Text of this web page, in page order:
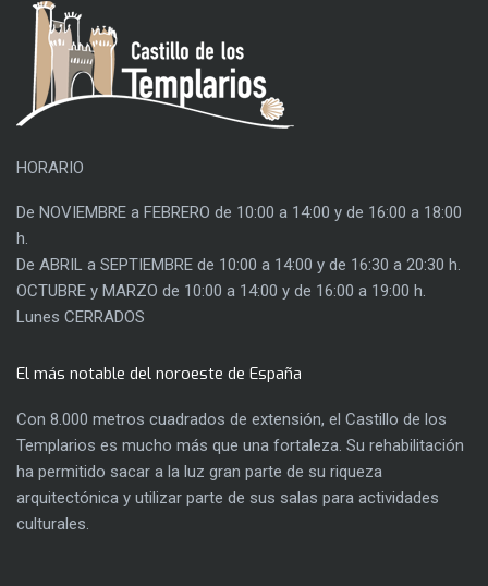
HORARIO
De NOVIEMBRE a FEBRERO de 10:00 a 14:00 y de 16:00 a 18:00
h.
De ABRIL a SEPTIEMBRE de 10:00 a 14:00 y de 16:30 a 20:30 h.
OCTUBRE y MARZO de 10:00 a 14:00 y de 16:00 a 19:00 h.
Lunes CERRADOS
El más notable del noroeste de España
Con 8.000 metros cuadrados de extensión, el Castillo de los
Templarios es mucho más que una fortaleza. Su rehabilitación
ha permitido sacar a la luz gran parte de su riqueza
arquitectónica y utilizar parte de sus salas para actividades
culturales.